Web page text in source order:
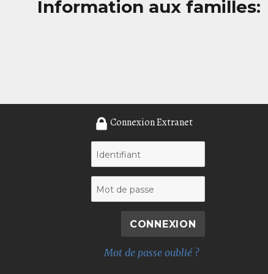
Information aux familles:
Connexion Extranet
Mot de passe oublié ?